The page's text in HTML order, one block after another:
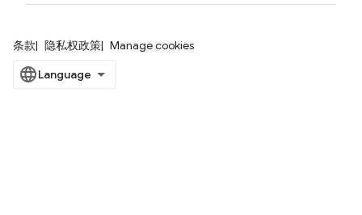
条款 隐私权政策 Manage cookies